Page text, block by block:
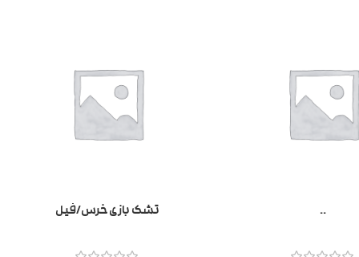
.. تشک بازی خرس/فیل